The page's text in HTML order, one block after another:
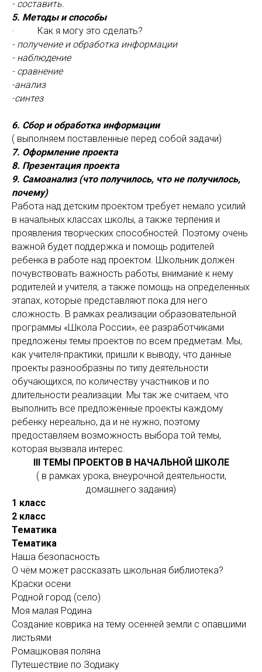
- составить.
5. Методы и способы
· Как я могу это сделать?
- получение и обработка информации
- наблюдение
- сравнение
-анализ
-синтез
6. Сбор и обработка информации
( выполняем поставленные перед собой задачи)
7. Оформление проекта
8. Презентация проекта
9. Самоанализ (что получилось, что не получилось,
почему)
Работа над детским проектом требует немало усилий
в начальных классах школы, а также терпения и
проявления творческих способностей. Поэтому очень
важной будет поддержка и помощь родителей
ребенка в работе над проектом. Школьник должен
почувствовать важность работы, внимание к нему
родителей и учителя, а также помощь на определенных
этапах, которые представляют пока для него
сложность. В рамках реализации образовательной
программы «Школа России», ее разработчиками
предложены темы проектов по всем предметам. Мы,
как учителя-практики, пришли к выводу, что данные
проекты разнообразны по типу деятельности
обучающихся, по количеству участников и по
длительности реализации. Мы так же считаем, что
выполнить все предложенные проекты каждому
ребенку нереально, да и не нужно, поэтому
предоставляем возможность выбора той темы,
которая вызвала интерес.
III ТЕМЫ ПРОЕКТОВ В НАЧАЛЬНОЙ ШКОЛЕ
( в рамках урока, внеурочной деятельности,
домашнего задания)
1 класс
2 класс
Тематика
Тематика
Наша безопасность
О чём может рассказать школьная библиотека?
Краски осени
Родной город (село)
Моя малая Родина
Создание коврика на тему осенней земли с опавшими
листьями
Ромашковая поляна
Путешествие по Зодиаку